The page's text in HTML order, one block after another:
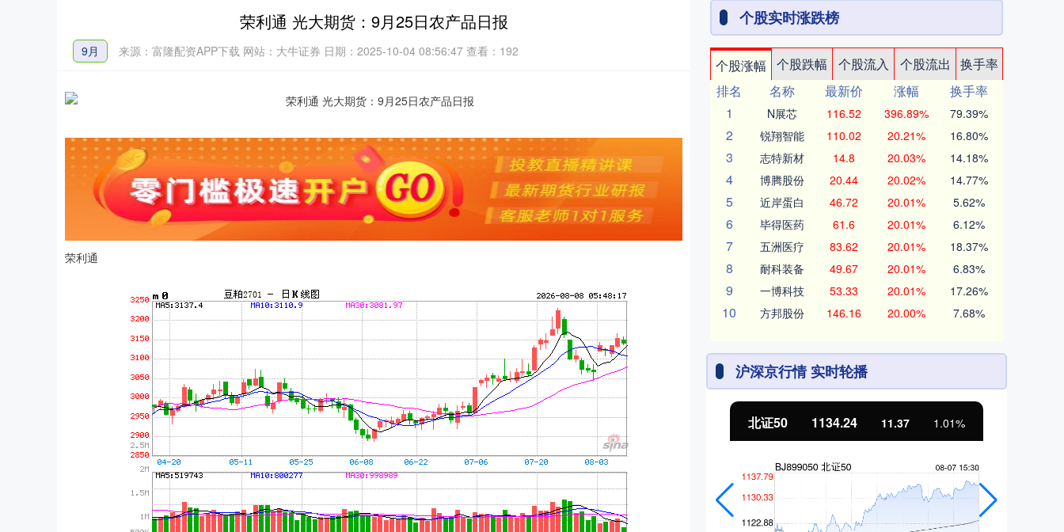
荣利通 光大期货：9月25日农产品日报
9月 来源：富隆配资APP下载 网站：大牛证券 日期：2025-10-04 08:56:47 查看：192
荣利通
个股实时涨跌榜
个股涨幅 个股跌幅 个股流入 个股流出
换手率
排名
名称 最新价 涨幅
换手率
1
N展芯 116.52 396.89% 79.39%
2 锐翔智能 110.02 20.21% 16.80%
3 志特新材 14.8 20.03% 14.18%
4 博腾股份 20.44 20.02% 14.77%
5 近岸蛋白 46.72 20.01% 5.62%
6 毕得医药 61.6 20.01% 6.12%
7 五洲医疗 83.62 20.01% 18.37%
8 耐科装备 49.67 20.01% 6.83%
9 一博科技 53.33 20.01% 17.26%
10 方邦股份 146.16 20.00% 7.68%
沪深京行情 实时轮播
深证成指 14311.01 200.89 1.42% 沪深300 4694.44 43.13 北证50 1134.24 11.37 1.01%